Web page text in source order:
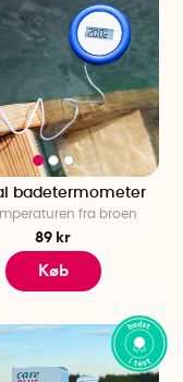
badetermometer
fra broen
89 kr
Køb